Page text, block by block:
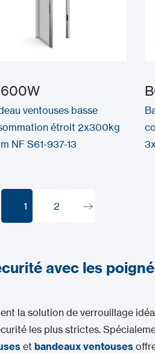
ventouses basse
étroit 2x300kg
NF S61-937-13
1 2
avec les
la solution de verrouillage
les plus strictes.
etbandeaux ventouses